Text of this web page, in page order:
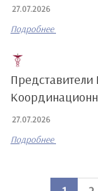
27.07.2026
Подробнее
Представители
27.07.2026
Подробнее